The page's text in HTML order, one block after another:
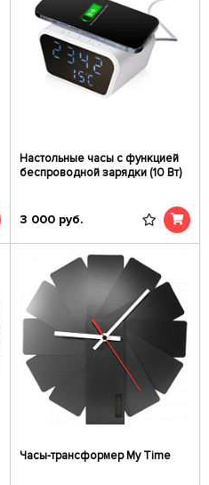
Настольные часы с функцией
беспроводной зарядки (10 Вт)
3 000 руб.
Часы-трансформер My Time